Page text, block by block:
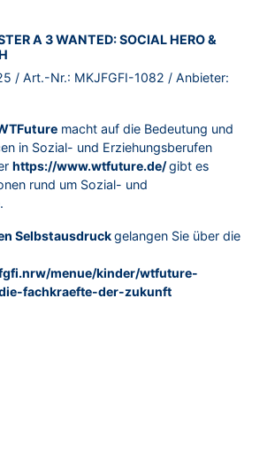
A 3 WANTED: SOCIAL HERO &
/ Art.-Nr.: MKJFGFI-1082 / Anbieter:
macht auf die Bedeutung und
in Sozial- und Erziehungsberufen
https://www.wtfuture.de/gibt es
rund um Sozial- und
Selbstausdruckgelangen Sie über die
menue/kinder/wtfuture-
fachkraefte-der-zukunft